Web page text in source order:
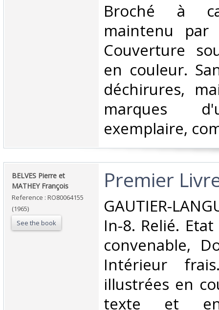
‎Broché à
maintenu par
Couverture
en couleur.
déchirures,
marques
exemplaire,
‎BELVES Pierre et
MATHEY François‎
Reference : RO80064155
(1965)
See the book
‎Premier
‎GAUTIER-
In-8. Relié.
convenable,
Intérieur
illustrées en
texte et en